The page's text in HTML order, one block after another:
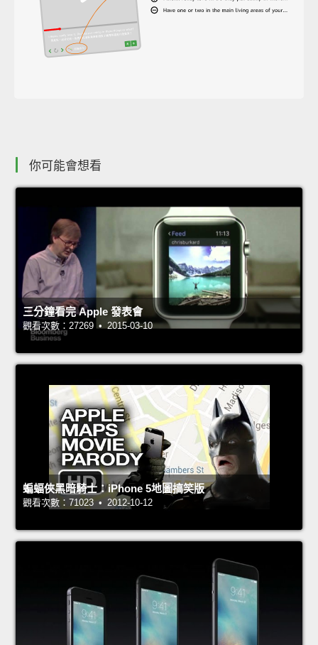
你可能會想看
三分鐘看完 Apple 發表會
觀看次數：27269 • 2015-03-10
蝙蝠俠黑暗騎士：iPhone 5地圖搞笑版
觀看次數：71023 • 2012-10-12